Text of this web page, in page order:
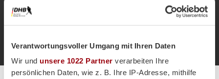
Verantwortungsvoller Umgang mit Ihren Daten
Wir und unsere 1022 Partner verarbeiten Ihre
persönlichen Daten, wie z. B. Ihre IP-Adresse, mithilfe
Eric
Teammanager*in
Co-